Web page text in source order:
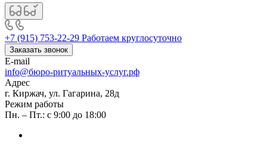
+7 (915) 753-22-29 Работаем круглосуточно
Заказать звонок
E-mail
info@бюро-ритуальных-услуг.рф
Адрес
г. Киржач, ул. Гагарина, 28д
Режим работы
Пн. – Пт.: с 9:00 до 18:00